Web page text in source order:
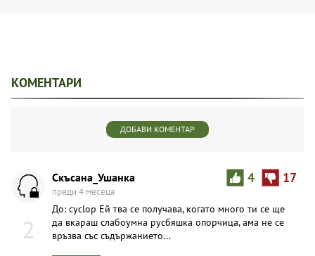
КОМЕНТАРИ
ДОБАВИ КОМЕНТАР
2
4 17
Скъсана_Ушанка
преди 4 месеца
До: cyclop Ей тва се получава, когато много ти се ще
да вкараш слабоумна русбяшка опорчица, ама не се
връзва със съдържанието...